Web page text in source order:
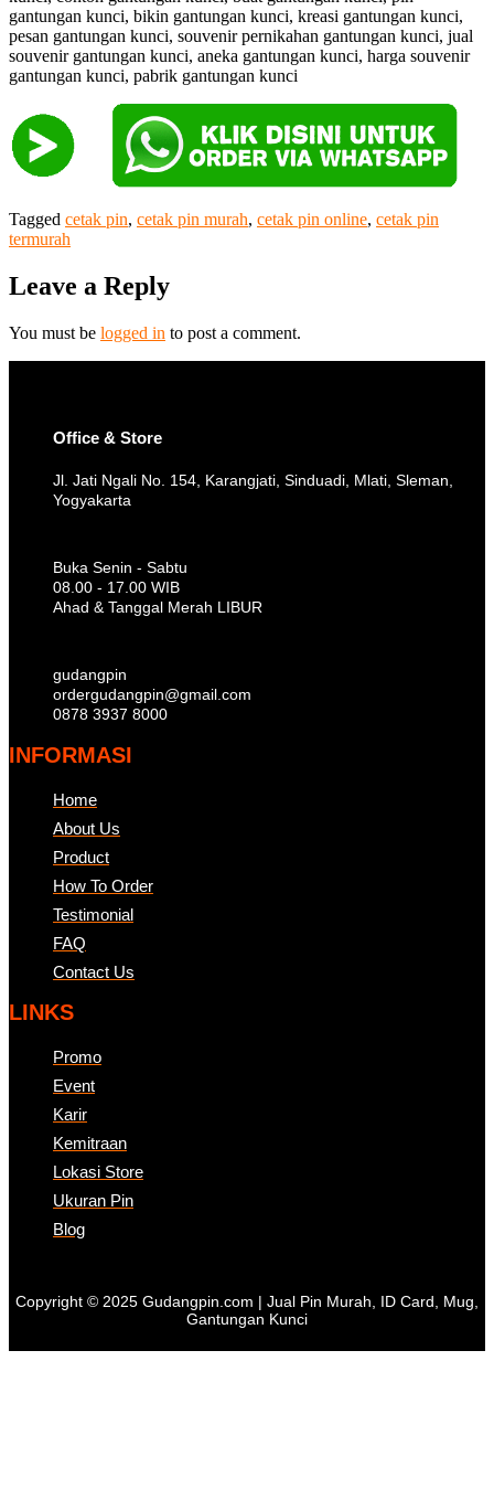
gantungan kunci, bikin gantungan kunci, kreasi gantungan kunci,
pesan gantungan kunci, souvenir pernikahan gantungan kunci, jual
souvenir gantungan kunci, aneka gantungan kunci, harga souvenir
gantungan kunci, pabrik gantungan kunci
Tagged cetak pin, cetak pin murah, cetak pin online, cetak pin
termurah
Leave a Reply
You must be logged in to post a comment.
Office & Store
Jl. Jati Ngali No. 154, Karangjati, Sinduadi, Mlati, Sleman,
Yogyakarta
Buka Senin - Sabtu
08.00 - 17.00 WIB
Ahad & Tanggal Merah LIBUR
gudangpin
ordergudangpin@gmail.com
0878 3937 8000
INFORMASI
Home
About Us
Product
How To Order
Testimonial
FAQ
Contact Us
LINKS
Promo
Event
Karir
Kemitraan
Lokasi Store
Ukuran Pin
Blog
Copyright © 2025 Gudangpin.com | Jual Pin Murah, ID Card, Mug,
Gantungan Kunci